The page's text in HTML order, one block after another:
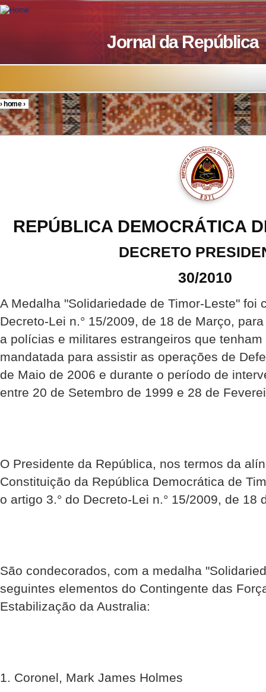
Skip to main content
Jornal da República
You are here
›home›
REPÚBLICA DEMOCRÁTICA
DECRETO
30/2010
A Medalha "Solidariedade de Timor-Leste" foi
Decreto-Lei n.° 15/2009, de 18 de Março,
a polícias e militares estrangeiros que
mandatada para assistir as operações de
de Maio de 2006 e durante o período de
entre 20 de Setembro de 1999 e 28 de
O Presidente da República, nos termos da
Constituição da República Democrática de
o artigo 3.° do Decreto-Lei n.° 15/2009, de 18
São condecorados, com a medalha
seguintes elementos do Contingente das
Estabilização da Australia:
1. Coronel, Mark James Holmes